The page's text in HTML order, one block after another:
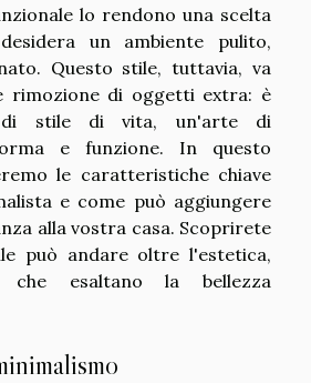
lo rendono una scelta
un ambiente pulito,
Questo stile, tuttavia, va
rimozione di oggetti extra: è
di stile di vita, un'arte di
e funzione. In questo
le caratteristiche chiave
e come può aggiungere
alla vostra casa. Scoprirete
può andare oltre l'estetica,
che esaltano la bellezza